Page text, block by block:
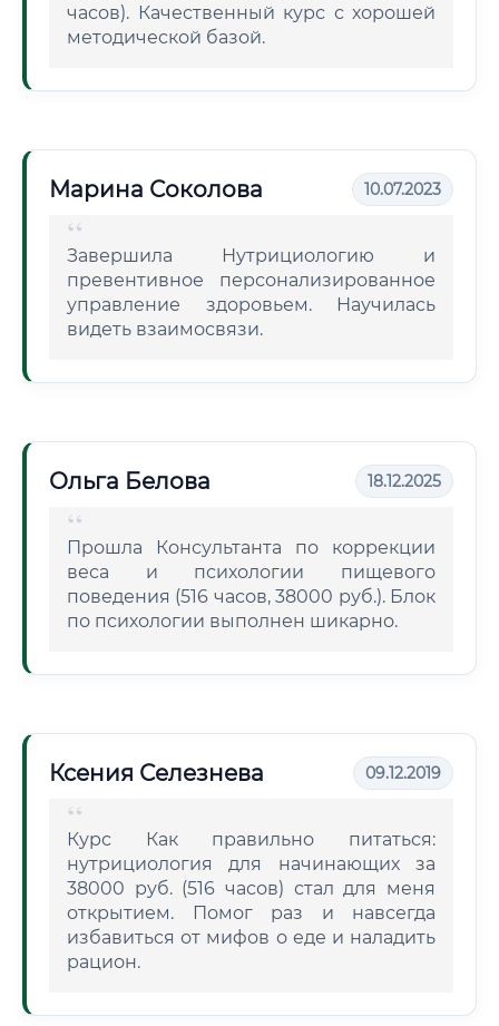
часов). Качественный курс с хорошей
методической базой.
Марина Соколова 10.07.2023
Завершила Нутрициологию и
превентивное персонализированное
управление здоровьем. Научилась
видеть взаимосвязи.
Ольга Белова 18.12.2025
Прошла Консультанта по коррекции
веса и психологии пищевого
поведения (516 часов, 38000 руб.). Блок
по психологии выполнен шикарно.
Ксения Селезнева 09.12.2019
Курс Как правильно питаться:
нутрициология для начинающих за
38000 руб. (516 часов) стал для меня
открытием. Помог раз и навсегда
избавиться от мифов о еде и наладить
рацион.